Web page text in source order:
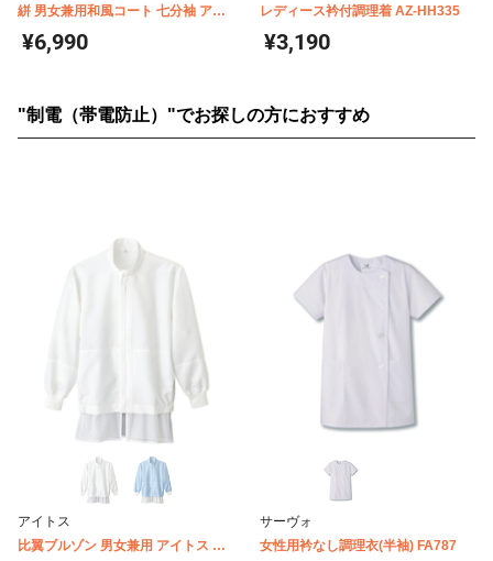
絣 男女兼用和風コート 七分袖 アシ
59
¥6,990
レディース衿付調理着 AZ-HH335
¥3,190
"制電（帯電防止）"でお探しの方におすすめ
アイトス
比翼ブルゾン 男女兼用 アイトス 長
サーヴォ
女性用衿なし調理衣(半袖) FA787